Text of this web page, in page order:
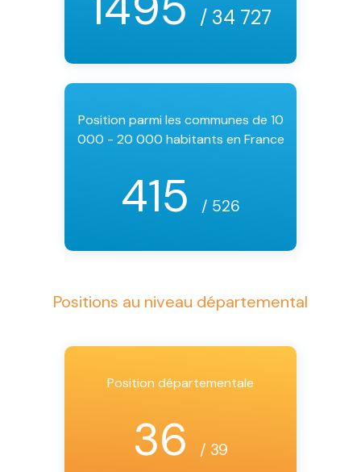
/ 34 727
Position parmi les communes de 10
000 - 20 000 habitants en France
415 / 526
Positions au niveau départemental
Position départementale
36 / 39